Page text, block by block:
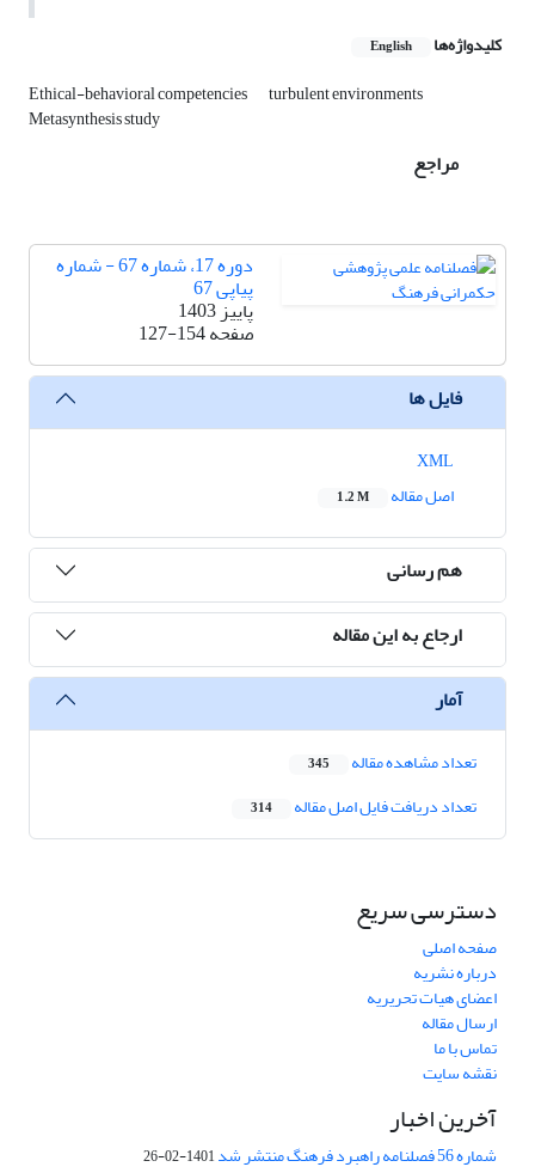
کلیدواژه‌ها English
Ethical-behavioral competencies turbulent environments
Metasynthesis study
مراجع
دوره 17، شماره 67 - شماره
پیاپی 67
پاییز 1403
صفحه127-154
فایل ها
اصل مقاله
1.2 M
هم رسانی
ارجاع به این مقاله
آمار
تعداد مشاهده مقاله 345
تعداد دریافت فایل اصل مقاله 314
دسترسی سریع
صفحه اصلی
درباره نشریه
اعضای هیات تحریریه
ارسال مقاله
تماس با ما
نقشه سایت
آخرین اخبار
شماره 56 فصلنامه راهبرد فرهنگ منتشر شد 1401-02-26